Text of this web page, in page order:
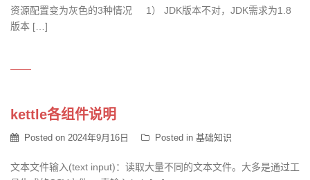
资源配置变为灰色的3种情况 1） JDK版本不对，JDK需求为1.8
版本 […]
kettle各组件说明
Posted on 2024年9月16日 Posted in 基础知识
文本文件输入(text input)：读取大量不同的文本文件。大多是通过工